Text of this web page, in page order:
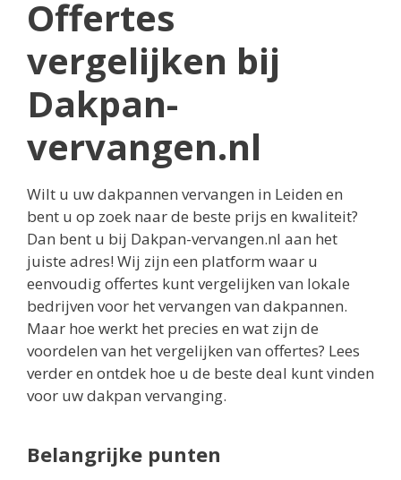
Offertes
vergelijken bij
Dakpan-
vervangen.nl
Wilt u uw dakpannen vervangen in Leiden en
bent u op zoek naar de beste prijs en kwaliteit?
Dan bent u bij Dakpan-vervangen.nl aan het
juiste adres! Wij zijn een platform waar u
eenvoudig offertes kunt vergelijken van lokale
bedrijven voor het vervangen van dakpannen.
Maar hoe werkt het precies en wat zijn de
voordelen van het vergelijken van offertes? Lees
verder en ontdek hoe u de beste deal kunt vinden
voor uw dakpan vervanging.
Belangrijke punten